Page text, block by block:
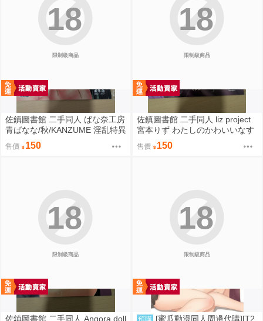
限制級商品
18
佐鎮圖書館 二手同人 ばな奈工房
青ばなな/秋/KANZUME 淫乱特異
点英霊風俗七番勝負 Fate FGO
售價 150
限制級商品
18
佐鎮圖書館 二手同人 liz project
宮本りず わたしのかわいいなす
びちゃん Fate FGO
售價 150
限制級商品
18
佐鎮圖書館 二手同人 Angora doll
限制級商品
18
預購 [蜜瓜動漫同人周邊代購][T2